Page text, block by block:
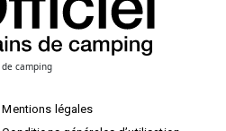
camping
Mentions légales